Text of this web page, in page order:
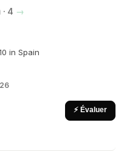
· 4 →
in Spain
⚡ Évaluer